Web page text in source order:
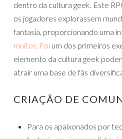
dentro da cultura geek. Este
os jogadores explorassem
fantasia, proporcionando uma
muitos. Foi um dos primeiros
elemento da cultura geek
atrair uma base de fãs
CRIAÇÃO DE
Para os apaixonados por